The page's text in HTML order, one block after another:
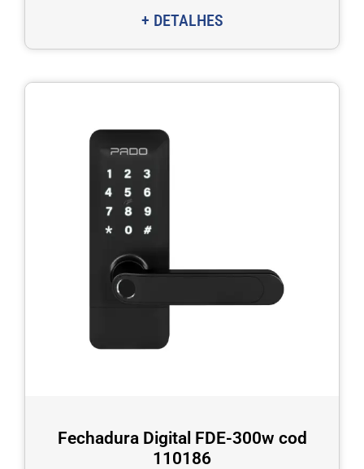
+ DETALHES
Fechadura Digital FDE-300w cod
110186